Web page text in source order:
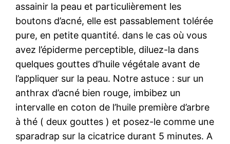
assainir la peau et particulièrement les
boutons d’acné, elle est passablement tolérée
pure, en petite quantité. dans le cas où vous
avez l’épiderme perceptible, diluez-la dans
quelques gouttes d’huile végétale avant de
l’appliquer sur la peau. Notre astuce : sur un
anthrax d’acné bien rouge, imbibez un
intervalle en coton de l’huile première d’arbre
à thé ( deux gouttes ) et posez-le comme une
sparadrap sur la cicatrice durant 5 minutes. A